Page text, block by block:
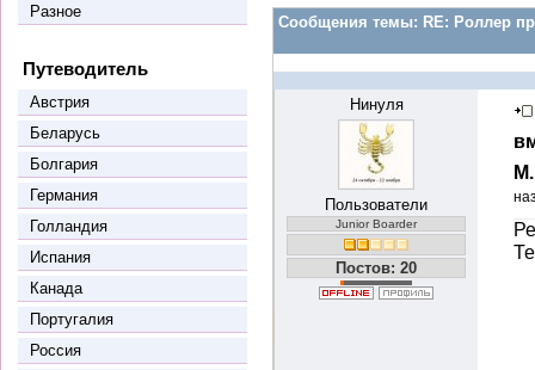
Разное
Путеводитель
Австрия
Беларусь
Болгария
Германия
Голландия
Испания
Канада
Португалия
Россия
Сообщения темы: RE: Роллер
Нинуля
Пользователи
Junior Boarder
Постов: 20